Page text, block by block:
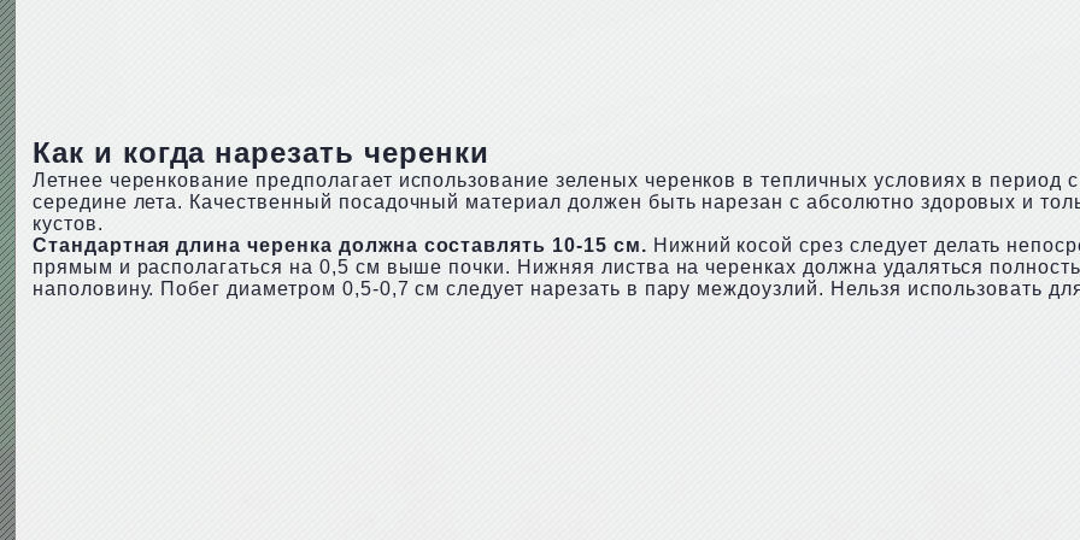
Как и когда нарезать черенки
Летнее черенкование предполагает использование зеленых черенков в тепличных условиях в период
середине лета. Качественный посадочный материал должен быть нарезан с абсолютно здоровых и
кустов.
Стандартная длина черенка должна составлять 10-15 см. Нижний косой срез следует делать
прямым и располагаться на 0,5 см выше почки. Нижняя листва на черенках должна удаляться
наполовину. Побег диаметром 0,5-0,7 см следует нарезать в пару междоузлий. Нельзя использовать